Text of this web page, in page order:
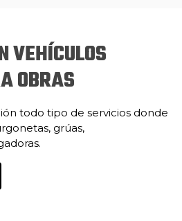
VEHÍCULOS
OBRAS
todo tipo de servicios donde
grúas,